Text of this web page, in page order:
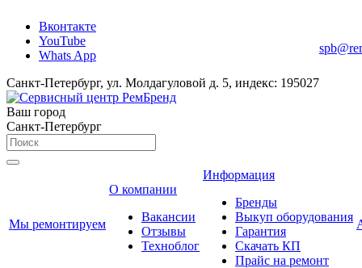
Вконтакте
YouTube
Whats App
Санкт-Петербург, ул. Молдагуловой д. 5, индекс: 195027
Ваш город
Санкт-Петербург
Мы ремонтируем
О компании
Вакансии
Отзывы
Техноблог
Информация
Бренды
Выкуп оборудования
Гарантия
Скачать КП
Прайс на ремонт